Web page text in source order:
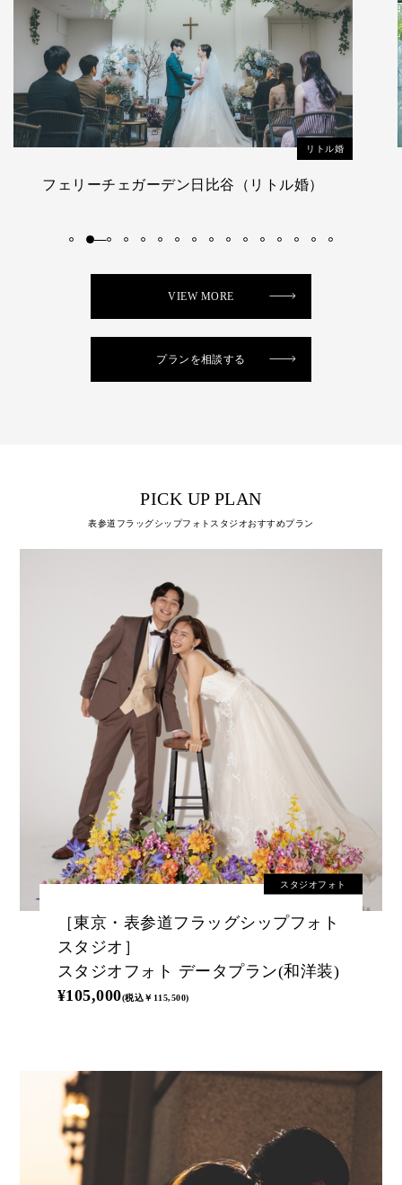
ルシェルブラン表参道（リトル婚）
リトル婚
VIEW MORE
プランを相談する
PICK UP PLAN
表参道フラッグシップフォトスタジオおすすめプラン
［東京・表参道フラッグシップフォト
スタジオ］
スタジオフォト データプラン(和洋装)
¥105,000(税込￥115,500)
スタジオフォト